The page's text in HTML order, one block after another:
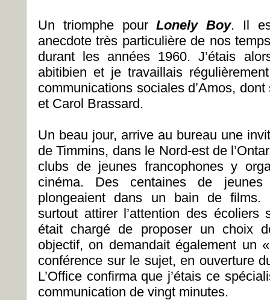
Un triomphe pourLonely Boy. Il
anecdote très particulière de nos
durant les années 1960. J’étais
abitibien et je travaillais
communications sociales d’Amos,
et Carol Brassard.
Un beau jour, arrive au bureau une
de Timmins, dans le Nord-est de
clubs de jeunes francophones y
cinéma. Des centaines de
plongeaient dans un bain de films.
surtout attirer l’attention des écoliers
était chargé de proposer un choix
objectif, on demandait également un
conférence sur le sujet, en ouverture
L’Office confirma que j’étais ce
communication de vingt minutes.